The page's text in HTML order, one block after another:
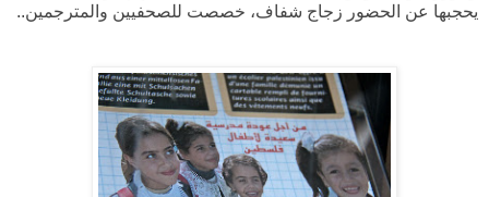
يحجبها عن الحضور زجاج شفاف، خصصت للصحفيين والمترجمين..